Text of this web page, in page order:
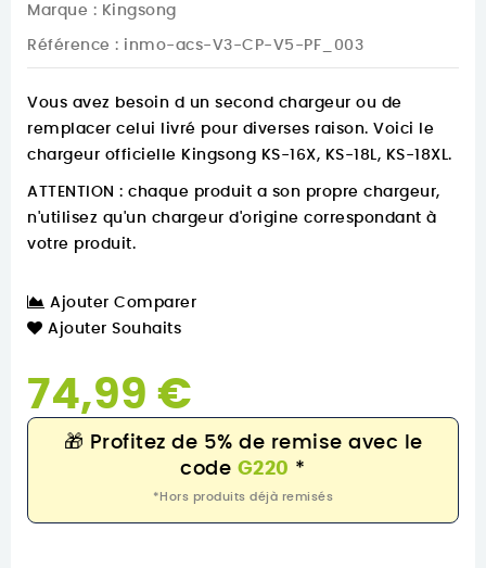
Marque : Kingsong
Référence : inmo-acs-V3-CP-V5-PF_003
Vous avez besoin d un second chargeur ou de
remplacer celui livré pour diverses raison. Voici le
chargeur officielle Kingsong KS-16X, KS-18L, KS-18XL.
ATTENTION : chaque produit a son propre chargeur,
n'utilisez qu'un chargeur d'origine correspondant à
votre produit.
Ajouter Comparer
Ajouter Souhaits
74,99 €
🎁 Profitez de 5% de remise avec le
code G220 *
*Hors produits déjà remisés